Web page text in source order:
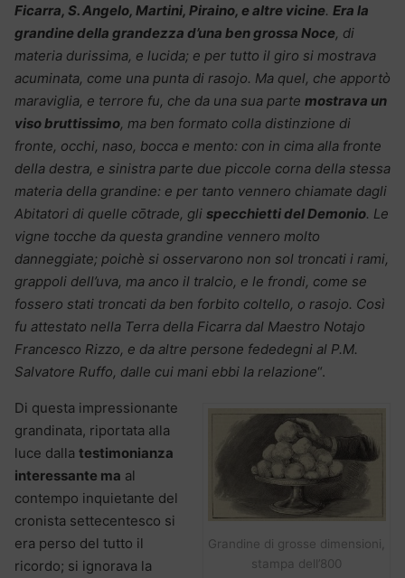
Ficarra, S. Angelo, Martini, Piraino, e altre vicine. Era la
grandine della grandezza d’una ben grossa Noce, di
materia durissima, e lucida; e per tutto il giro si mostrava
acuminata, come una punta di rasojo. Ma quel, che apportò
maraviglia, e terrore fu, che da una sua parte mostrava un
viso bruttissimo, ma ben formato colla distinzione di
fronte, occhi, naso, bocca e mento: con in cima alla fronte
della destra, e sinistra parte due piccole corna della stessa
materia della grandine: e per tanto vennero chiamate dagli
Abitatori di quelle cōtrade, gli specchietti del Demonio. Le
vigne tocche da questa grandine vennero molto
danneggiate; poichè si osservarono non sol troncati i rami,
grappoli dell’uva, ma anco il tralcio, e le frondi, come se
fossero stati troncati da ben forbito coltello, o rasojo. Così
fu attestato nella Terra della Ficarra dal Maestro Notajo
Francesco Rizzo, e da altre persone fededegni al P.M.
Salvatore Ruffo, dalle cui mani ebbi la relazione“.
Grandine di grosse dimensioni,
stampa dell’800
Di questa impressionante
grandinata, riportata alla
luce dalla testimonianza
interessante ma al
contempo inquietante del
cronista settecentesco si
era perso del tutto il
ricordo; si ignorava la